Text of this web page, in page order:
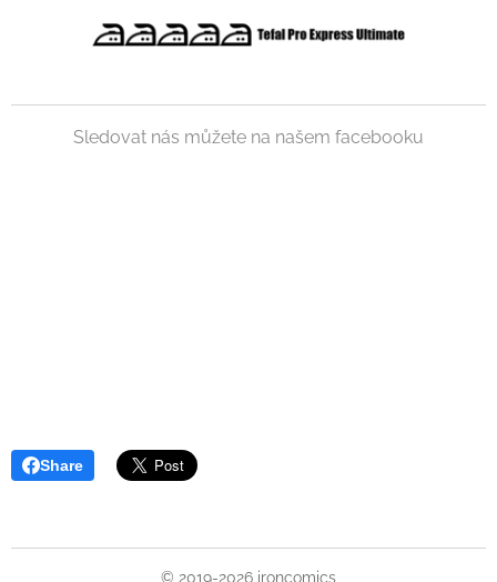
Sledovat nás můžete na našem facebooku
Share
© 2019-2026 ironcomics